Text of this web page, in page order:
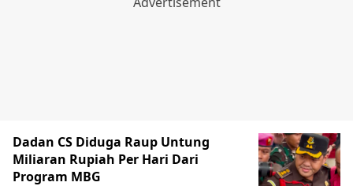
Dadan CS Diduga Raup Untung
Miliaran Rupiah Per Hari Dari
Program MBG